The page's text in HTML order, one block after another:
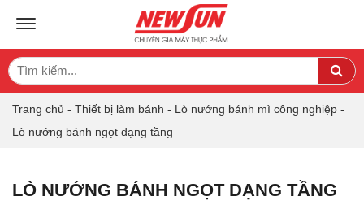
TOGGLE NAVIGATION
Search
for:
Trang chủ - Thiết bị làm bánh - Lò nướng bánh mì công nghiệp -
Lò nướng bánh ngọt dạng tầng
LÒ NƯỚNG BÁNH NGỌT DẠNG TẦNG